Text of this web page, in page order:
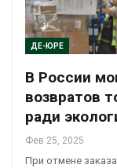
ДЕ-ЮРЕ
В России
возвратов
ради
Фев 25, 2025
При отмене